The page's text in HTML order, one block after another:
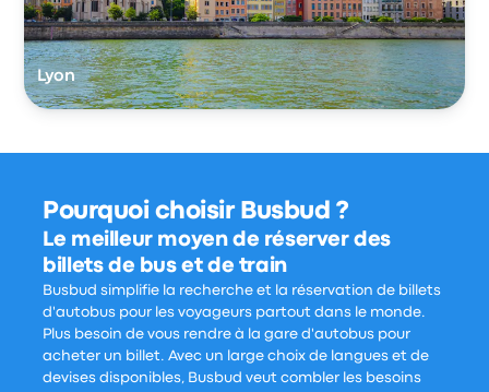
Lyon
Pourquoi choisir Busbud ?
Le meilleur moyen de réserver des
billets de bus et de train
Busbud simplifie la recherche et la réservation de billets
d'autobus pour les voyageurs partout dans le monde.
Plus besoin de vous rendre à la gare d'autobus pour
acheter un billet. Avec un large choix de langues et de
devises disponibles, Busbud veut combler les besoins